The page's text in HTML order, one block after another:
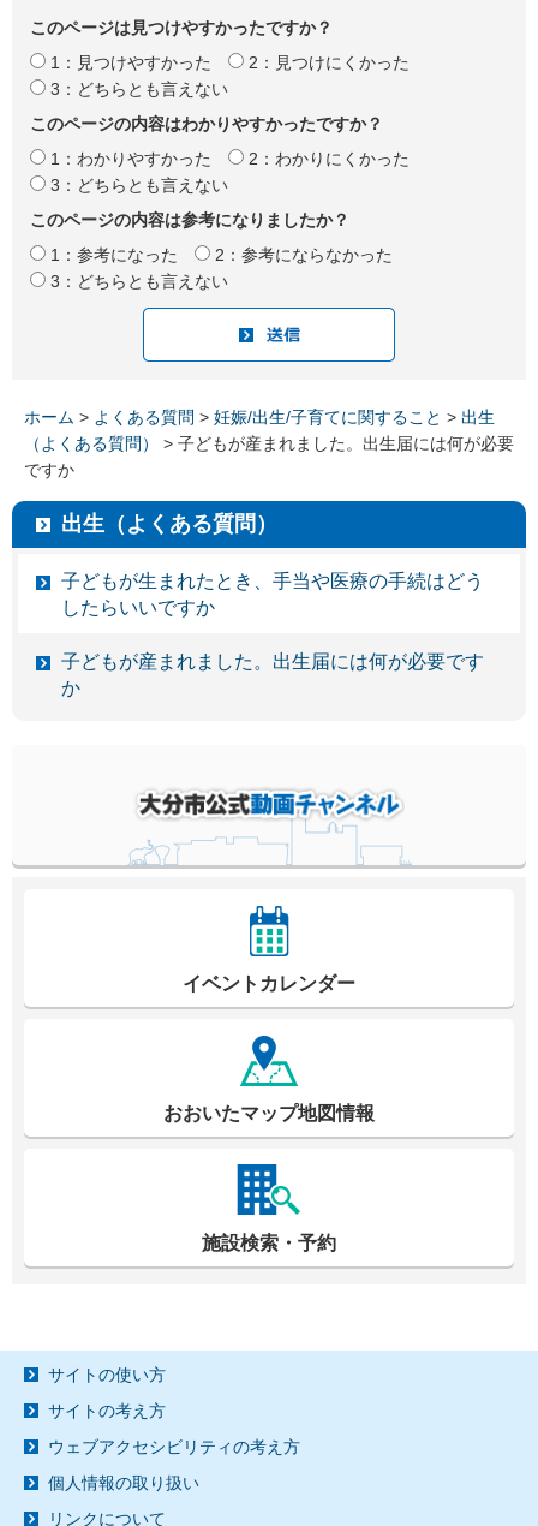
このページは見つけやすかったですか？
1：見つけやすかった
2：見つけにくかった
3：どちらとも言えない
このページの内容はわかりやすかったですか？
1：わかりやすかった
2：わかりにくかった
3：どちらとも言えない
このページの内容は参考になりましたか？
1：参考になった
2：参考にならなかった
3：どちらとも言えない
ホーム > よくある質問 > 妊娠/出生/子育てに関すること > 出生
（よくある質問）
> 子どもが産まれました。出生届には何が必要
ですか
出生（よくある質問）
子どもが生まれたとき、手当や医療の手続はどう
したらいいですか
子どもが産まれました。出生届には何が必要です
か
イベントカレンダー
おおいたマップ地図情報
施設検索・予約
サイトの使い方
サイトの考え方
ウェブアクセシビリティの考え方
個人情報の取り扱い
リンクについて